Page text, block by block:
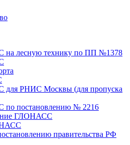
на лесную технику по ПП №1378
для РНИС Москвы (для пропуска
по постановлению № 2216
ГЛОНАСС
правительства РФ